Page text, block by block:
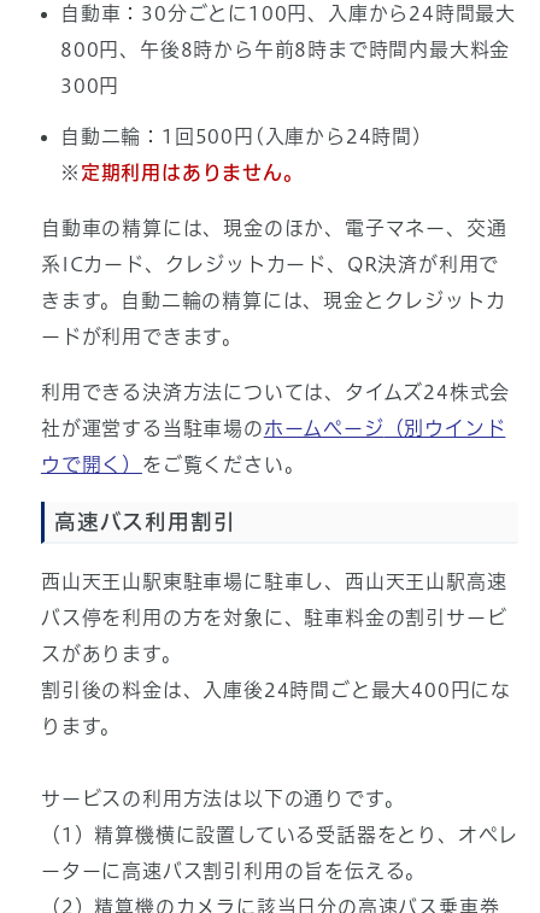
自動車：30分ごとに100円、入庫から24時間最大
800円、午後8時から午前8時まで時間内最大料金
300円
自動二輪：1回500円(入庫から24時間)
※ 定期利用はありません。
自動車の精算には、現金のほか、電子マネー、交通
系ICカード、クレジットカード、QR決済が利用で
きます。自動二輪の精算には、現金とクレジットカ
ードが利用できます。
利用できる決済方法については、タイムズ24株式会
社が運営する当駐車場のホームページ （別ウインド
ウで開く） をご覧ください。
高速バス利用割引
西山天王山駅東駐車場に駐車し、西山天王山駅高速
バス停を利用の方を対象に、駐車料金の割引サービ
スがあります。
割引後の料金は、入庫後24時間ごと最大400円にな
ります。
サービスの利用方法は以下の通りです。
（1）精算機横に設置している受話器をとり、オペレ
ーターに高速バス割引利用の旨を伝える。
（2）精算機のカメラに該当日分の高速バス乗車券